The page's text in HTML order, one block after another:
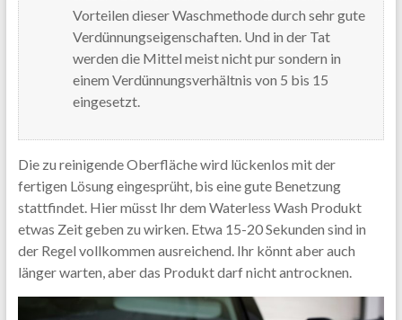
Vorteilen dieser Waschmethode durch sehr gute
Verdünnungseigenschaften. Und in der Tat
werden die Mittel meist nicht pur sondern in
einem Verdünnungsverhältnis von 5 bis 15
eingesetzt.
Die zu reinigende Oberfläche wird lückenlos mit der
fertigen Lösung eingesprüht, bis eine gute Benetzung
stattfindet. Hier müsst Ihr dem Waterless Wash Produkt
etwas Zeit geben zu wirken. Etwa 15-20 Sekunden sind in
der Regel vollkommen ausreichend. Ihr könnt aber auch
länger warten, aber das Produkt darf nicht antrocknen.